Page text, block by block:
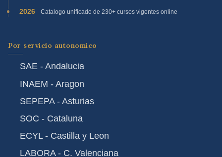
2026 Catalogo unificado de 230+ cursos vigentes online
Por servicio autonomico
SAE - Andalucia
INAEM - Aragon
SEPEPA - Asturias
SOC - Cataluna
ECYL - Castilla y Leon
LABORA - C. Valenciana